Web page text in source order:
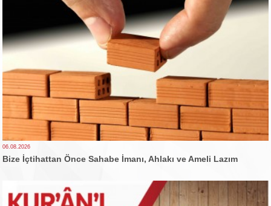
06.08.2026
Bize İçtihattan Önce Sahabe İmanı, Ahlakı ve Ameli Lazım